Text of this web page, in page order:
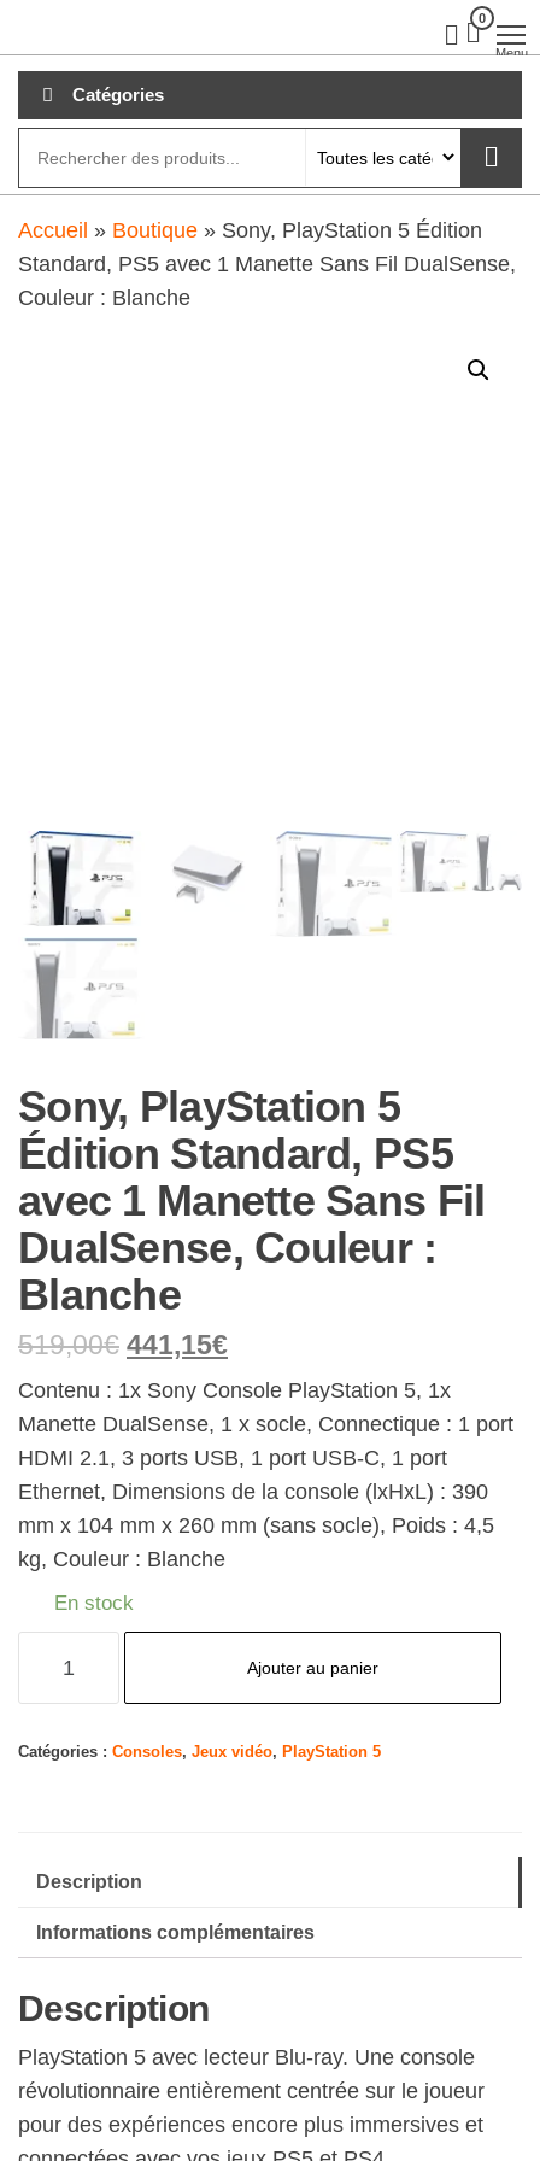
au
contenu
0
Menu
Catégories
Accueil » Boutique » Sony, PlayStation 5 Édition
Standard, PS5 avec 1 Manette Sans Fil DualSense,
Couleur : Blanche
Sony, PlayStation 5
Édition Standard, PS5
avec 1 Manette Sans Fil
DualSense, Couleur :
Blanche
519,00€ 441,15€
Contenu : 1x Sony Console PlayStation 5, 1x
Manette DualSense, 1 x socle, Connectique : 1 port
HDMI 2.1, 3 ports USB, 1 port USB-C, 1 port
Ethernet, Dimensions de la console (lxHxL) : 390
mm x 104 mm x 260 mm (sans socle), Poids : 4,5
kg, Couleur : Blanche
En stock
PlayStation
PS5
1
Sans
Fil
DualSense,
Couleur :
Blanche
Ajouter au panier
Catégories : Consoles, Jeux vidéo, PlayStation 5
Description
Informations complémentaires
Description
PlayStation 5 avec lecteur Blu-ray. Une console
révolutionnaire entièrement centrée sur le joueur
pour des expériences encore plus immersives et